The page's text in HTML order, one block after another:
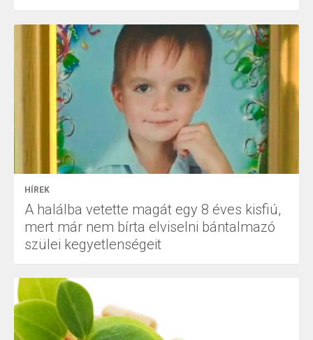
HÍREK
A halálba vetette magát egy 8 éves kisfiú,
mert már nem bírta elviselni bántalmazó
szülei kegyetlenségeit